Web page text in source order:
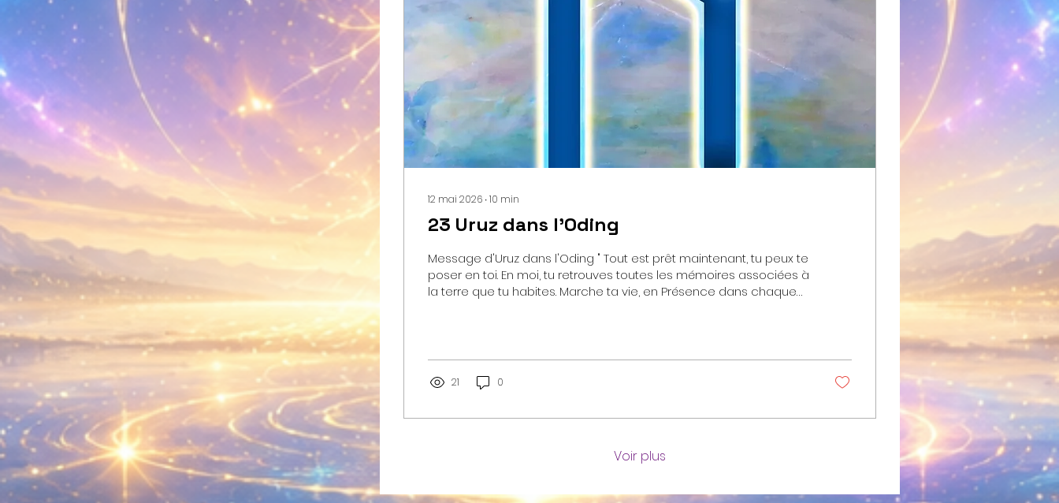
12 mai 2026 ∙10 min
23 Uruz dans l'Oding
Message d'Uruz dans l'Oding " Tout est prêt maintenant, tu peux te
poser en toi. En moi, tu retrouves toutes les mémoires associées à
la terre que tu habites. Marche ta vie, en Présence dans chaque
21 0
Voir plus